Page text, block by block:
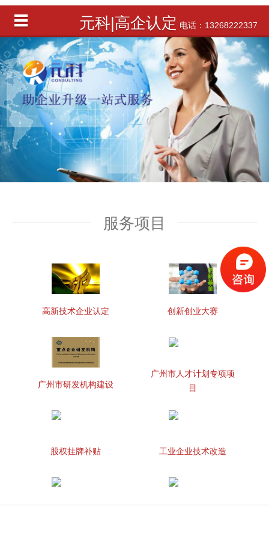
元科|高企认定 电话：13268222337
服务项目
高新技术企业认定 创新创业大赛
广州市研发机构建设
广州市人才计划专项项
目
股权挂牌补贴 工业企业技术改造